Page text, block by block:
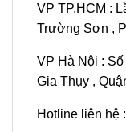
VP TP.HCM :
Trường Sơn ,
VP Hà Nội :
Gia Thụy ,
Hotline liên hệ :